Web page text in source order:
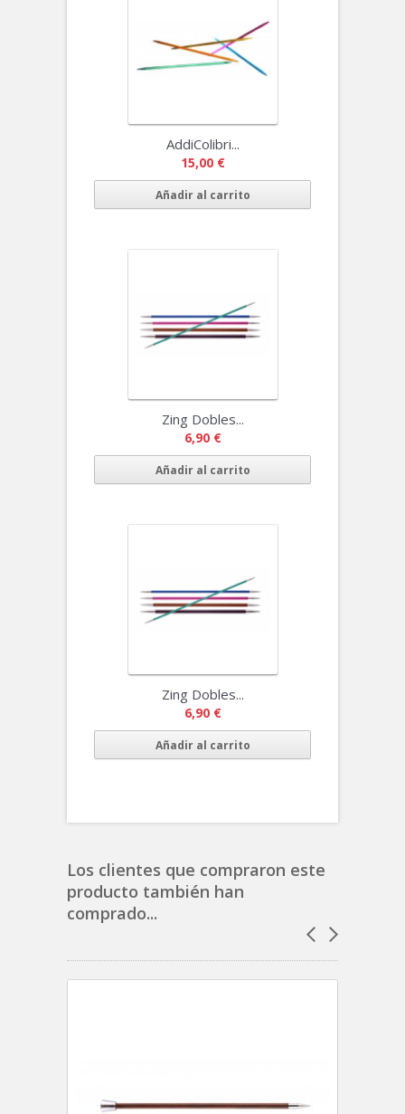
AddiColibri...
15,00 €
Añadir al carrito
Zing Dobles...
6,90 €
Añadir al carrito
Zing Dobles...
6,90 €
Añadir al carrito
Los clientes que compraron este
producto también han
comprado...